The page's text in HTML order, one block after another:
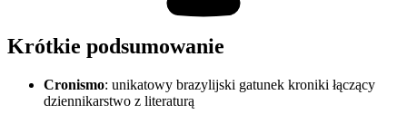
Krótkie podsumowanie
Cronismo: unikatowy brazylijski gatunek kroniki łączący
dziennikarstwo z literaturą